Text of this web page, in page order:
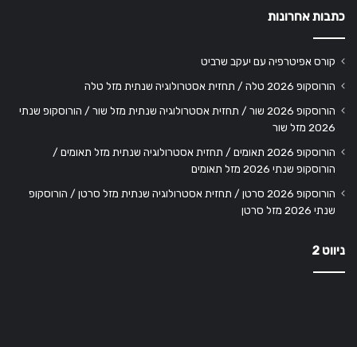
כתבות אחרונות
קורס אפיטרפיה עם יעקב שרביט
הורוסקופ 2026 טלה / תחזית אסטרולוגיה שנתית מזל טלה
הורוסקופ 2026 שור / תחזית אסטרולוגיה שנתית מזל שור / הורוסקופ שנתי
2026 מזל שור
הורוסקופ 2026 תאומים / תחזית אסטרולוגיה שנתית מזל תאומים /
הורוסקופ שנתי 2026 מזל תאומים
הורוסקופ 2026 סרטן / תחזית אסטרולוגיה שנתית מזל סרטן / הורוסקופ
שנתי 2026 מזל סרטן
ניווט 2